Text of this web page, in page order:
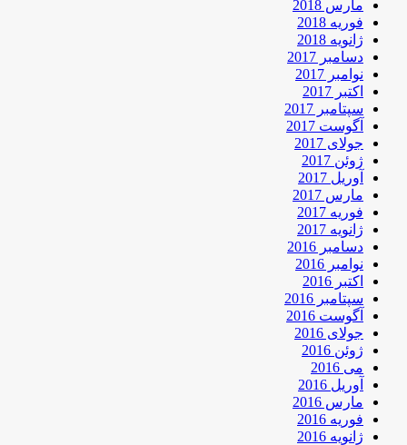
مارس 2018
فوریه 2018
ژانویه 2018
دسامبر 2017
نوامبر 2017
اکتبر 2017
سپتامبر 2017
آگوست 2017
جولای 2017
ژوئن 2017
آوریل 2017
مارس 2017
فوریه 2017
ژانویه 2017
دسامبر 2016
نوامبر 2016
اکتبر 2016
سپتامبر 2016
آگوست 2016
جولای 2016
ژوئن 2016
می 2016
آوریل 2016
مارس 2016
فوریه 2016
ژانویه 2016